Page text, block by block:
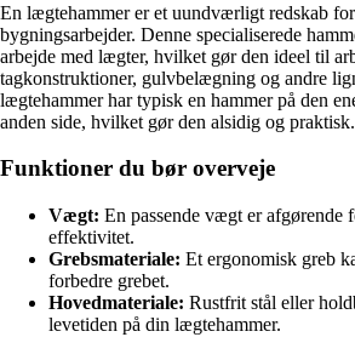
En lægtehammer er et uundværligt redskab
bygningsarbejder. Denne specialiserede
arbejde med lægter, hvilket gør den ideel til
tagkonstruktioner, gulvbelægning og andre
lægtehammer har typisk en hammer på den
anden side, hvilket gør den alsidig og praktisk.
Funktioner du bør overveje
Vægt: En passende vægt er afgørende
effektivitet.
Grebsmateriale: Et ergonomisk greb
forbedre grebet.
Hovedmateriale: Rustfrit stål eller
levetiden på din lægtehammer.